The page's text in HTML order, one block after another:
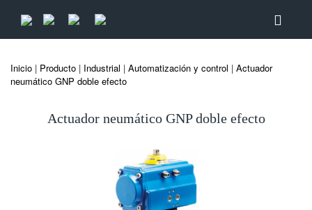
Inicio | Producto | Industrial | Automatización y control | Actuador
neumático GNP doble efecto
Actuador neumático GNP doble efecto